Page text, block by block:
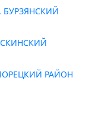
БУРЗЯНСКИЙ
РАЙОН